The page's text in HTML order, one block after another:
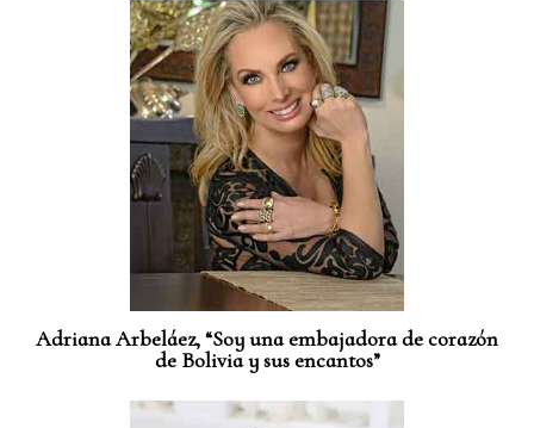
Adriana Arbeláez, “Soy una embajadora de corazón
de Bolivia y sus encantos”